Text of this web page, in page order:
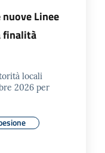
Linee
finalità
locali
2026 per